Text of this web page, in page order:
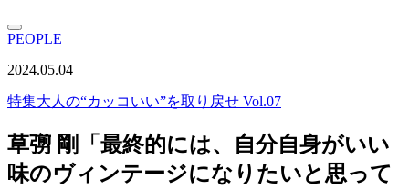
PEOPLE
2024.05.04
特集大人の“カッコいい”を取り戻せ Vol.07
草彅 剛「最終的には、自分自身がいい
味のヴィンテージになりたいと思って